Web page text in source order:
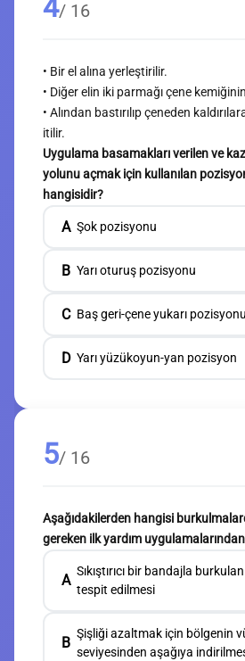
4/ 16
• Bir el alına yerleştirilir.
• Diğer elin iki parmağı çene
• Alından bastırılıp çeneden
itilir.
Uygulama basamakları verilen ve
yolunu açmak için kullanılan
hangisidir?
A Şok pozisyonu
B Yarı oturuş pozisyonu
C Baş geri-çene yukarı pozisyonu
D Yarı yüzükoyun-yan pozisyon
5/ 16
Aşağıdakilerden hangisi
gereken ilk yardım
A
Sıkıştırıcı bir bandajla
tespit edilmesi
B
Şişliği azaltmak için bölgenin
seviyesinden aşağıya